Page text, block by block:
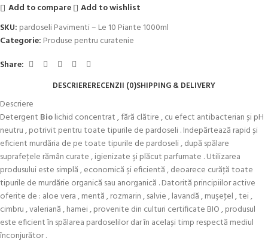
Add to compare
Add to wishlist
SKU: pardoseli Pavimenti – Le 10 Piante 1000ml
Categorie: Produse pentru curatenie
Share:
DESCRIERERECENZII (0)SHIPPING & DELIVERY
Descriere
Detergent Biolichid concentrat , fără clătire , cu efect antibacterian și pH
neutru , potrivit pentru toate tipurile de pardoseli . Indepărtează rapid și
eficient murdăria de pe toate tipurile de pardoseli , după spălare
suprafeţele rămân curate , igienizate şi plăcut parfumate . Utilizarea
produsului este simplă , economică şi eficientă , deoarece curăţă toate
tipurile de murdărie organică sau anorganică . Datorită principiilor active
oferite de : aloe vera , mentă , rozmarin , salvie , lavandă , muşeţel , tei ,
cimbru , valeriană , hamei , provenite din culturi certificate BIO , produsul
este eficient în spălarea pardoselilor dar în același timp respectă mediul
înconjurător .